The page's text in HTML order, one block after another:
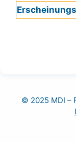
© 2025 MDI –